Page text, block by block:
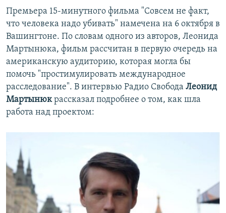
Премьера 15-минутного фильма "Совсем не факт,
что человека надо убивать" намечена на 6 октября в
Вашингтоне. По словам одного из авторов, Леонида
Мартынюка, фильм рассчитан в первую очередь на
американскую аудиторию, которая могла бы
помочь "простимулировать международное
расследование". В интервью Радио Свобода Леонид
Мартынюкрассказал подробнее о том, как шла
работа над проектом: